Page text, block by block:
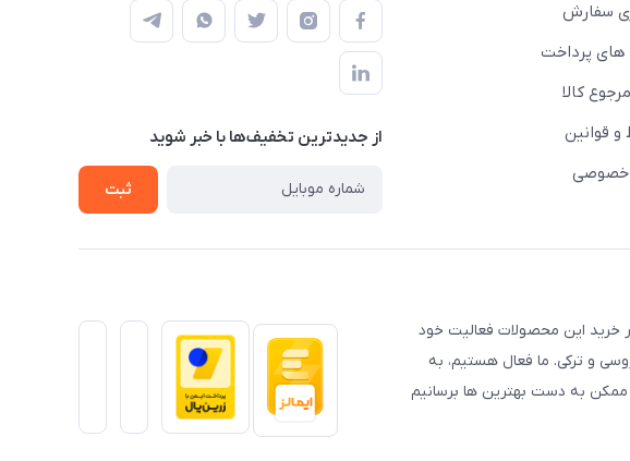
سفارش
های پرداخت
کالا
و قوانین
خصوصی
از جدید‌ترین تخفیف‌ها با‌ خبر شوید
ثبت
خرید این محصولات فعالیت خود
و ترکی. ما فعال هستیم، به
به دست بهترین ها برسانیم